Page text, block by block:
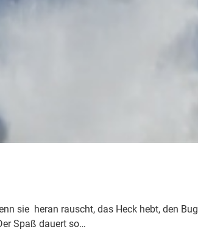
sie heran rauscht, das Heck hebt, den Bug
Spaß dauert so…